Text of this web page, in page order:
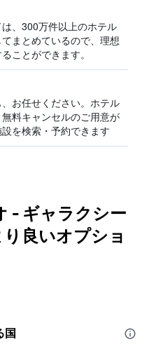
、300万件以上のホテル
まとめているので、理想
ことができます。
お任せください。ホテル
料キャンセルのご用意が
を検索・予約できます
- ギャラクシー
良いオプショ
国